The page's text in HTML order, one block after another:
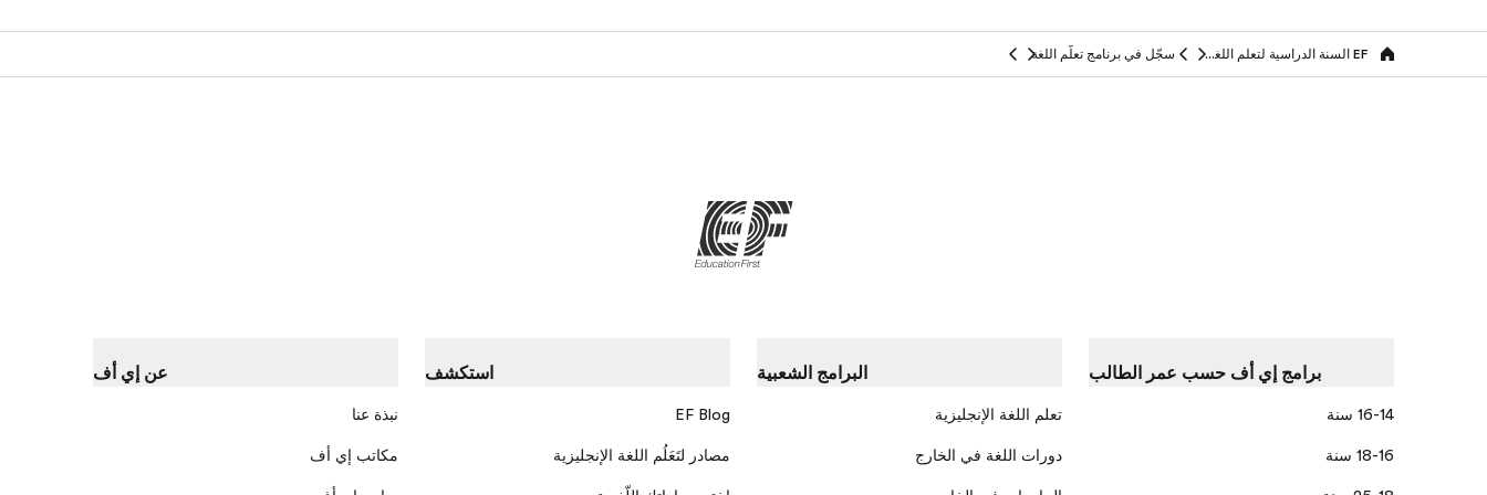
Home EF السنة الدراسية لتعلم اللغة في الخارج سجّل في برنامج تعلّم اللغة
برامج إي أف حسب عمر الطالب
16-14 سنة
18-16 سنة
البرامج الشعبية
تعلم اللغة الإنجليزية
دورات اللغة في الخارج
استكشف
EF Blog
مصادر لتَعَلُم اللغة الإنجليزية
عن إي أف
نبذة عنا
مكاتب إي أف